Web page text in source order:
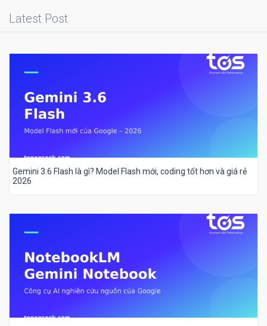
Latest Post
Gemini 3.6 Flash là gì? Model Flash mới, coding tốt hơn và giá rẻ
2026